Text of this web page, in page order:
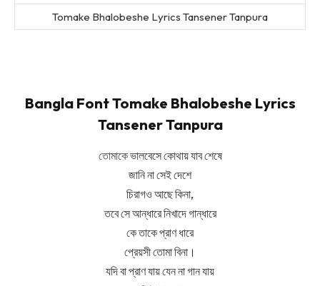
Tomake Bhalobeshe Lyrics Tansener Tanpura
Bangla Font Tomake Bhalobeshe Lyrics
Tansener Tanpura
তোমাকেভালবেসে কোথায় যাব শেষে
জানি না সেই দেশে
চিরাগও আছে কিনা,
তবে সে আন্ধারে নিখাদে গান্ধারে
কে তাকে প্রাণ ধারে
প্রেয়সী তোমা বিনা।
যদি বা প্রাণ যায় যেন না গান যায়